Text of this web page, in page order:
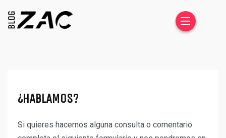
¿HABLAMOS?
Si quieres hacernos alguna consulta o comentario